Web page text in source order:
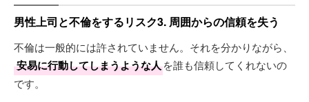
男性上司と不倫をするリスク3. 周囲からの信頼を失う
不倫は一般的には許されていません。それを分かりながら、
安易に行動してしまうような人を誰も信頼してくれないの
です。